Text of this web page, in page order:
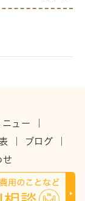
ュー
ブログ
せ
のひだまり整
All Rights